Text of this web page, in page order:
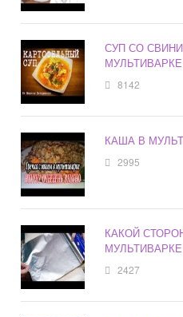
СУП СО
МУЛЬТИВАРКЕ
8142
КАША В
2995
КАКОЙ
МУЛЬТИВАРКЕ
2427